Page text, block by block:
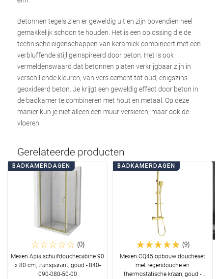
Betonnen tegels zien er geweldig uit en zijn bovendien heel
gemakkelijk schoon te houden. Het is een oplossing die de
technische eigenschappen van keramiek combineert met een
verbluffende stijl geïnspireerd door beton. Het is ook
vermeldenswaard dat betonnen platen verkrijgbaar zijn in
verschillende kleuren, van vers cement tot oud, enigszins
geoxideerd beton. Je krijgt een geweldig effect door beton in
de badkamer te combineren met hout en metaal. Op deze
manier kun je niet alleen een muur versieren, maar ook de
vloeren.
Gerelateerde producten
BADKAMERDAGEN
(0)
Mexen Apia schuifdouchecabine 90
x 80 cm, transparant, goud - 840-
090-080-50-00
BADKAMERDAGEN
(9)
Mexen CQ45 opbouw doucheset
met regendouche en
thermostatische kraan, goud -